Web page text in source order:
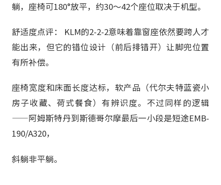
躺，座椅可180°放平，约30～42个座位取决于机型。
舒适度点评： KLM的2-2-2意味着靠窗座依然要跨人才
能出来，但它的错位设计（前后排错开）让脚兜位置
有所补偿。
座椅宽度和床面长度达标，软产品（代尔夫特蓝瓷小
房子收藏、荷式餐食）有辨识度。不过同样的逻辑
——阿姆斯特丹到斯德哥尔摩最后一小段是短途EMB-
190/A320，
斜躺非平躺。